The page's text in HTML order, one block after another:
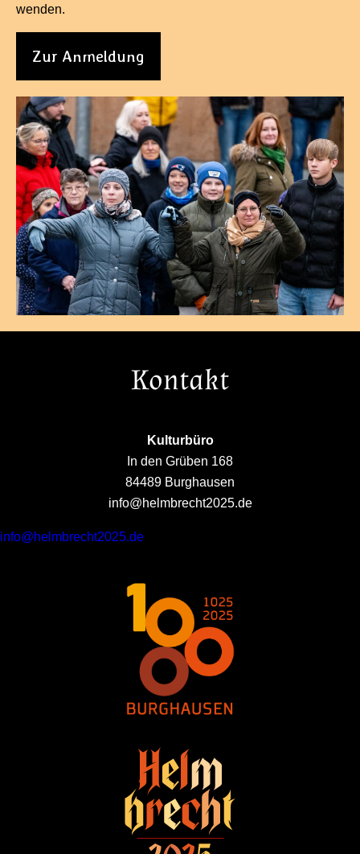
wenden.
Zur Anmeldung
Kontakt
Kulturbüro
In den Grüben 168
84489 Burghausen
info@helmbrecht2025.de
info@helmbrecht2025.de